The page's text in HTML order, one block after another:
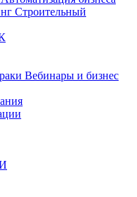
Строительный
Вебинары и бизнес